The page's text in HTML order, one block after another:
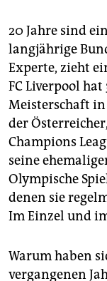
20 Jahre sind
langjährige
Experte, zieht
FC Liverpool
Meisterschaft in
der
Champions
seine
Olympische
denen sie
Im Einzel und
Warum haben
vergangenen